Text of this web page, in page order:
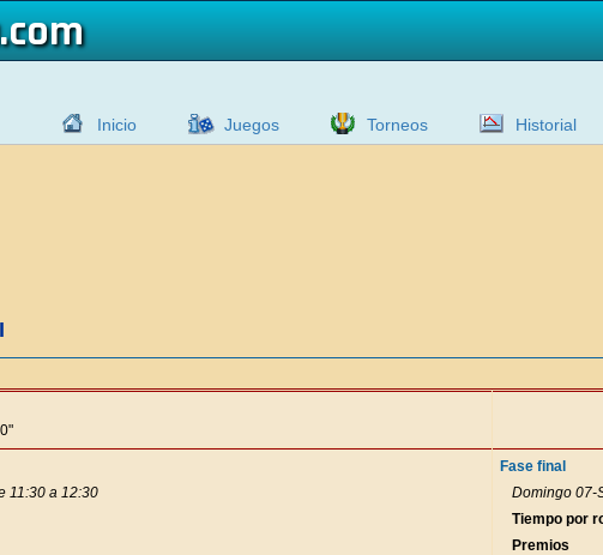
Inicio Juegos Torneos Historial
11:30 a 12:30
Fase final
Domingo 07-
Tiempo por
Premios